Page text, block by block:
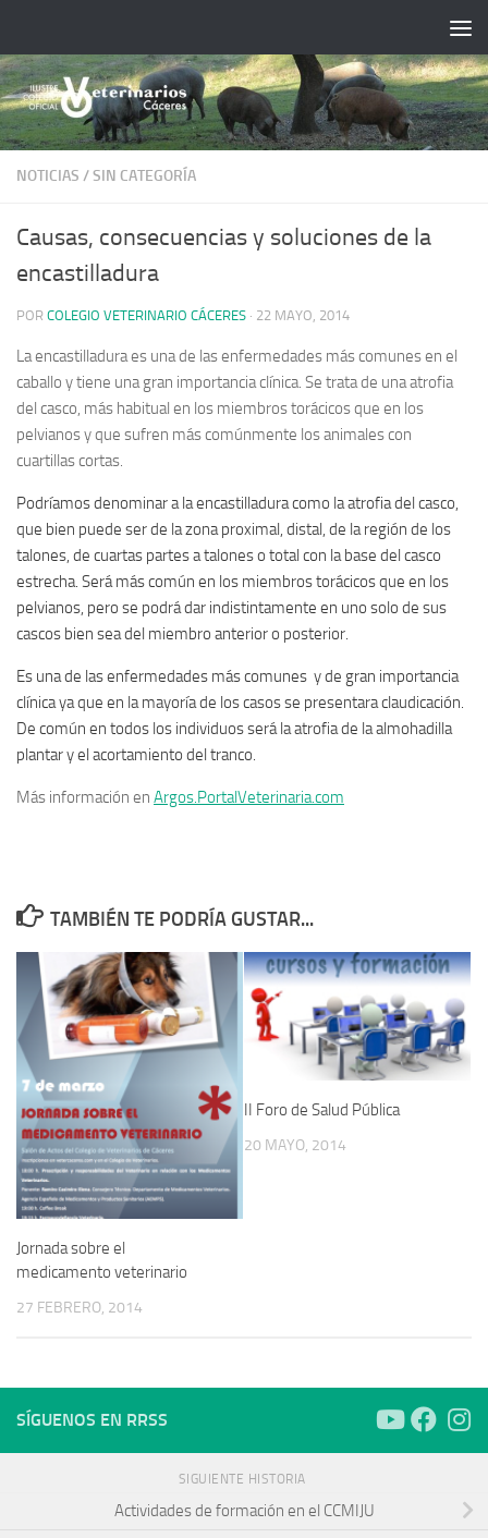
NOTICIAS /SIN CATEGORÍA
Causas, consecuencias y soluciones de la
encastilladura
POR COLEGIO VETERINARIO CÁCERES · 22 MAYO, 2014
La encastilladura es una de las enfermedades más comunes en el
caballo y tiene una gran importancia clínica. Se trata de una atrofia
del casco, más habitual en los miembros torácicos que en los
pelvianos y que sufren más comúnmente los animales con
cuartillas cortas.
Podríamos denominar a la encastilladura como la atrofia del casco,
que bien puede ser de la zona proximal, distal, de la región de los
talones, de cuartas partes a talones o total con la base del casco
estrecha. Será más común en los miembros torácicos que en los
pelvianos, pero se podrá dar indistintamente en uno solo de sus
cascos bien sea del miembro anterior o posterior.
Es una de las enfermedades más comunes y de gran importancia
clínica ya que en la mayoría de los casos se presentara claudicación.
De común en todos los individuos será la atrofia de la almohadilla
plantar y el acortamiento del tranco.
Más información en Argos.PortalVeterinaria.com
TAMBIÉN TE PODRÍA GUSTAR...
Jornada sobre el
medicamento veterinario
27 FEBRERO, 2014
II Foro de Salud Pública
20 MAYO, 2014
SÍGUENOS EN RRSS
SIGUIENTE HISTORIA
Actividades de formación en el CCMIJU